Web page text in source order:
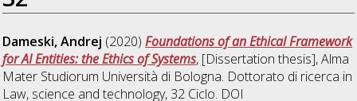
Dameski, Andrej (2020)Foundations of an Ethical Framework
for AI Entities: the Ethics of Systems, [Dissertation thesis], Alma
Mater Studiorum Università di Bologna. Dottorato di ricerca in
Law, science and technology, 32 Ciclo. DOI